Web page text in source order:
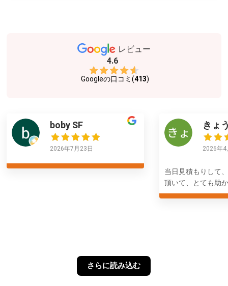
レビュー
4.6
Googleの口コミ(413)
boby SF
2026年7月23日
きょ
2026年4
当日見積もりして
頂いて、とても助
さらに読み込む